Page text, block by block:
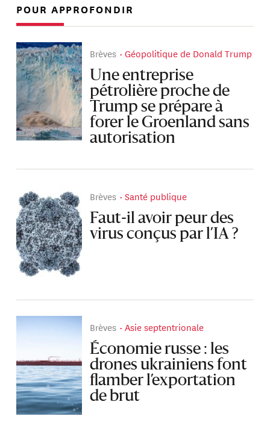
POUR APPROFONDIR
Brèves Géopolitique de Donald Trump
Une entreprise
pétrolière proche de
Trump se prépare à
forer le Groenland sans
autorisation
Brèves Santé publique
Faut-il avoir peur des
virus conçus par l’IA ?
Brèves Asie septentrionale
Économie russe : les
drones ukrainiens font
flamber l’exportation
de brut